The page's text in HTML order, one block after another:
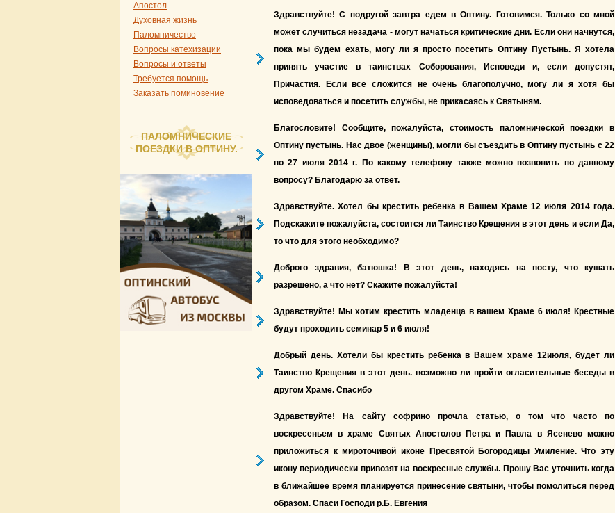
Апостол
Духовная жизнь
Паломничество
Вопросы катехизации
Вопросы и ответы
Требуется помощь
Заказать поминовение
ПАЛОМНИЧЕСКИЕ
ПОЕЗДКИ В ОПТИНУ.
Здравствуйте! С подругой завтра едем в Оптину. Готовимся. Только со мной
может случиться незадача - могут начаться критические дни. Если они начнутся,
пока мы будем ехать, могу ли я просто посетить Оптину Пустынь. Я хотела
принять участие в таинствах Соборования, Исповеди и, если допустят,
Причастия. Если все сложится не очень благополучно, могу ли я хотя бы
исповедоваться и посетить службы, не прикасаясь к Святыням.
Благословите! Сообщите, пожалуйста, стоимость паломнической поездки в
Оптину пустынь. Нас двое (женщины), могли бы съездить в Оптину пустынь с 22
по 27 июля 2014 г. По какому телефону также можно позвонить по данному
вопросу? Благодарю за ответ.
Здравствуйте. Хотел бы крестить ребенка в Вашем Храме 12 июля 2014 года.
Подскажите пожалуйста, состоится ли Таинство Крещения в этот день и если Да,
то что для этого необходимо?
Доброго здравия, батюшка! В этот день, находясь на посту, что кушать
разрешено, а что нет? Скажите пожалуйста!
Здравствуйте! Мы хотим крестить младенца в вашем Храме 6 июля! Крестные
будут проходить семинар 5 и 6 июля!
Добрый день. Хотели бы крестить ребенка в Вашем храме 12июля, будет ли
Таинство Крещения в этот день. возможно ли пройти огласительные беседы в
другом Храме. Спасибо
Здравствуйте! На сайту софрино прочла статью, о том что часто по
воскресеньем в храме Святых Апостолов Петра и Павла в Ясенево можно
приложиться к мироточивой иконе Пресвятой Богородицы Умиление. Что эту
икону периодически привозят на воскресные службы. Прошу Вас уточнить когда
в ближайшее время планируется принесение святыни, чтобы помолиться перед
образом. Спаси Господи р.Б. Евгения